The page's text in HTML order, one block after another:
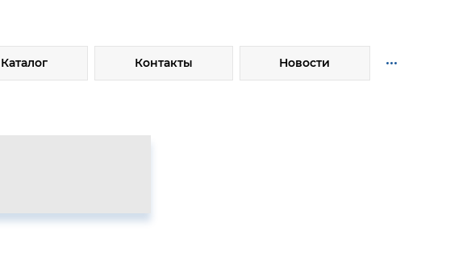
Каталог Контакты Новости ...